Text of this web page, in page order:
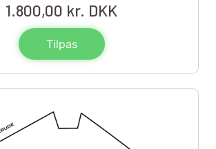
1.800,00 kr. DKK
Tilpas